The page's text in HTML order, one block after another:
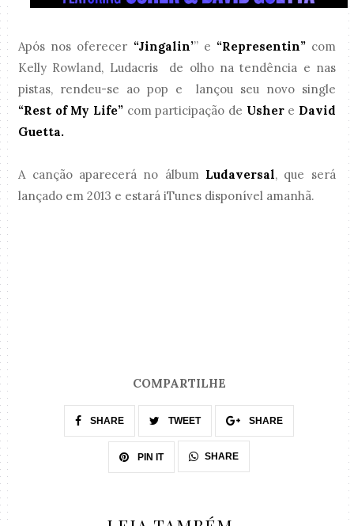
Após nos oferecer “Jingalin’” e “Representin”com
Kelly Rowland, Ludacris de olho na tendência e nas
pistas, rendeu-se ao pop e lançou seu novo single
“Rest of My Life” com participação de Ushere David
Guetta.
A canção aparecerá no álbum Ludaversal, que será
lançado em 2013 e estará iTunes disponível amanhã.
COMPARTILHE
SHARE TWEET SHARE
PIN IT SHARE